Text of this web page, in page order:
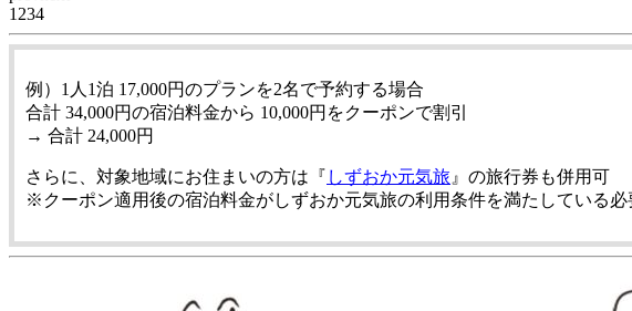
※
楽天
じ